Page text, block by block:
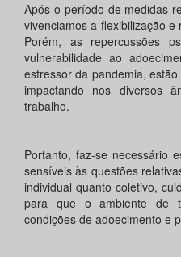
Após o período de medidas
vivenciamos a flexibilização
Porém, as repercussões
vulnerabilidade ao
estressor da pandemia,
impactando nos diversos
trabalho.
Portanto, faz-se necessário
sensíveis às questões
individual quanto coletivo,
para que o ambiente de
condições de adoecimento e